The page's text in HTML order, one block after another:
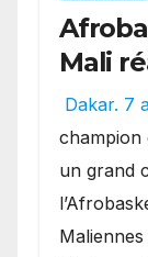
Mali
une
Bénin.
Dakar. 7
champion
un grand